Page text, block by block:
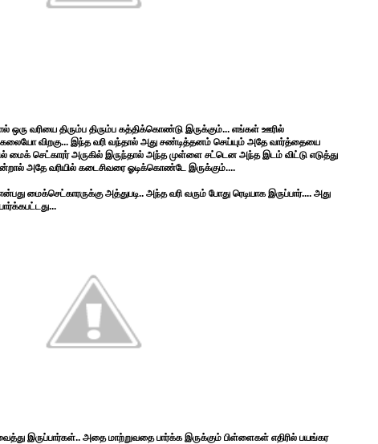
ஒரு வரியை திரும்ப திரும்ப கத்திக்கொண்டு இருக்கும்... எங்கள் ஊரில்
விறகு... இந்த வரி வந்தால் அது சண்டித்தனம் செய்யும் அதே வார்த்தையை
மைக் செட்காரர் அருகில் இருந்தால் அந்த முள்ளை சட்டென அந்த இடம் விட்டு எடுத்து
அதே வரியில் கடைசிவரை ஓடிக்கொண்டே இருக்கும்....
மைக்செட்காரருக்கு அத்துபடி.. அந்த வரி வரும் போது ரெடியாக இருப்பார்.... அது
வைத்து இருப்பார்கள்.. அதை மாற்றுவதை பார்க்க இருக்கும் பிள்ளைகள் எதிரில் பயங்கர